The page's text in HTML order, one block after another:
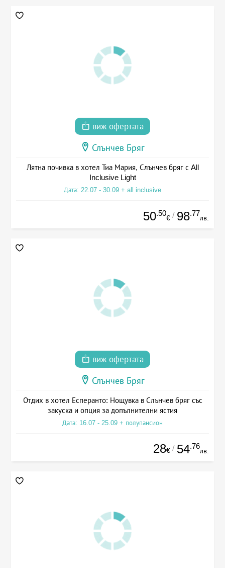
виж офертата
Слънчев Бряг
Лятна почивка в хотел Тиа Мария, Слънчев бряг с All
Inclusive Light
Дата: 22.07 - 30.09 + all inclusive
50.50
€ / 98.77
лв.
виж офертата
Слънчев Бряг
Отдих в хотел Есперанто: Нощувка в Слънчев бряг със
закуска и опция за допълнителни ястия
Дата: 16.07 - 25.09 + полупансион
28€ / 54.76
лв.